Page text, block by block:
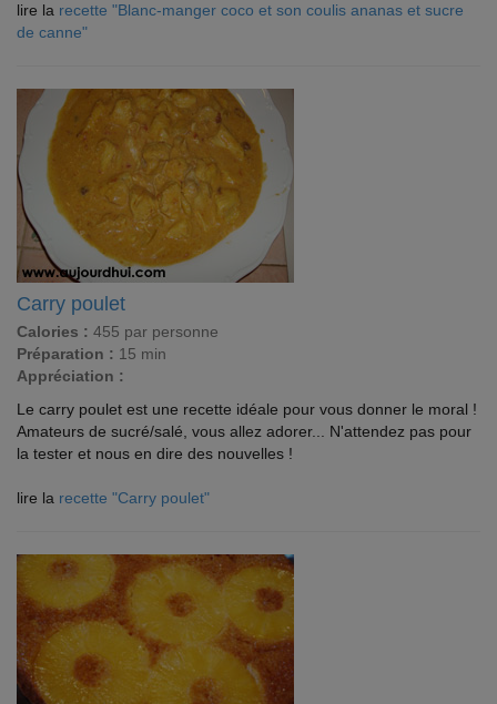
lire la recette "Blanc-manger coco et son coulis ananas et sucre
de canne"
Carry poulet
Calories : 455 par personne
Préparation : 15 min
Appréciation :
Le carry poulet est une recette idéale pour vous donner le moral !
Amateurs de sucré/salé, vous allez adorer... N'attendez pas pour
la tester et nous en dire des nouvelles !
lire la recette "Carry poulet"